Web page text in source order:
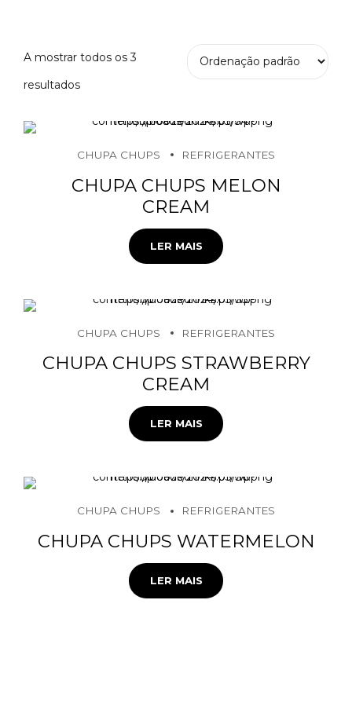
A mostrar todos os 3
resultados
CHUPA CHUPS REFRIGERANTES
CHUPA CHUPS MELON
CREAM
LER MAIS
CHUPA CHUPS REFRIGERANTES
CHUPA CHUPS STRAWBERRY
CREAM
LER MAIS
CHUPA CHUPS REFRIGERANTES
CHUPA CHUPS WATERMELON
LER MAIS